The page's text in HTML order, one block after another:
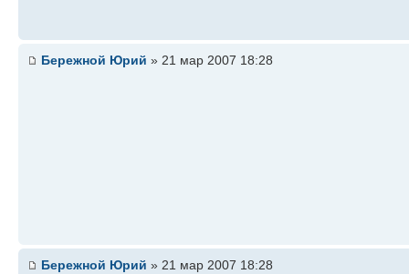
Бережной Юрий » 21 мар 2007 18:28
Бережной Юрий » 21 мар 2007 18:28